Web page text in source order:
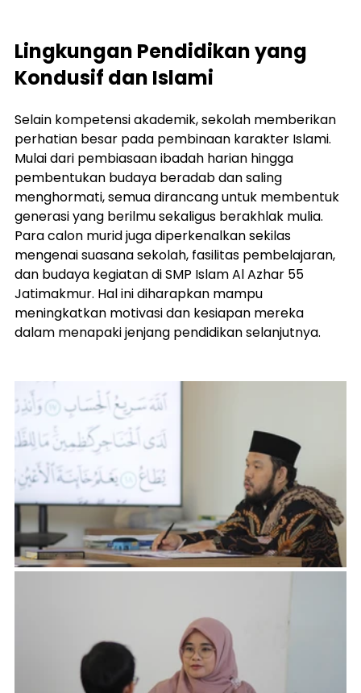
Lingkungan Pendidikan yang
Kondusif dan Islami
Selain kompetensi akademik, sekolah memberikan
perhatian besar pada pembinaan karakter Islami.
Mulai dari pembiasaan ibadah harian hingga
pembentukan budaya beradab dan saling
menghormati, semua dirancang untuk membentuk
generasi yang berilmu sekaligus berakhlak mulia.
Para calon murid juga diperkenalkan sekilas
mengenai suasana sekolah, fasilitas pembelajaran,
dan budaya kegiatan di SMP Islam Al Azhar 55
Jatimakmur. Hal ini diharapkan mampu
meningkatkan motivasi dan kesiapan mereka
dalam menapaki jenjang pendidikan selanjutnya.